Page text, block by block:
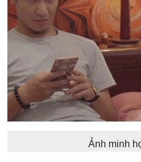
Ảnh minh